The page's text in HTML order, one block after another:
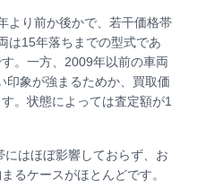
より前か後かで、若干価格帯
は15年落ちまでの型式であ
。一方、2009年以前の車両
印象が強まるためか、買取価
。状態によっては査定額が1
はほぼ影響しておらず、お
るケースがほとんどです。